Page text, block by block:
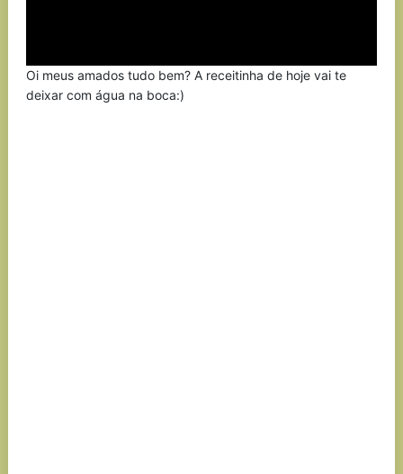
Oi meus amados tudo bem? A receitinha de hoje vai te
deixar com água na boca:)